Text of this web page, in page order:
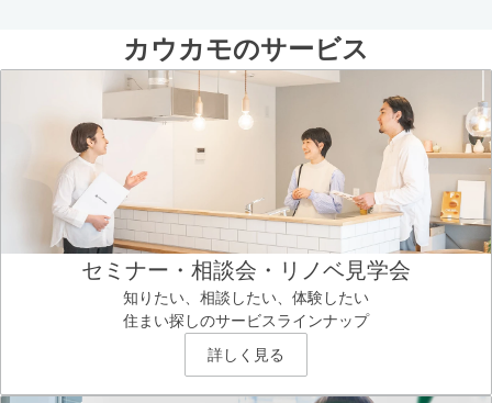
カウカモのサービス
セミナー・相談会・リノベ見学会
知りたい、相談したい、体験したい
住まい探しのサービスラインナップ
詳しく見る